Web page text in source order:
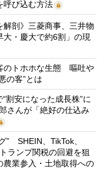
呼び込む方法
解剖》三菱商事、三井物
・慶大で約6割」の現
のトホホな生態 嘔吐や
の客”とは
割安になった成長株”に
さんが「絶好の仕込み
” SHEIN、TikTok、
ランプ関税の回避を狙
業参入・土地取得への